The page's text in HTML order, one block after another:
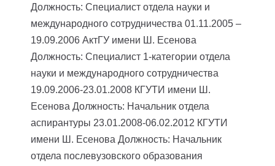
Должность: Специалист отдела науки и
международного сотрудничества 01.11.2005 –
19.09.2006 АктГУ имени Ш. Есенова
Должность: Специалист 1-категории отдела
науки и международного сотрудничества
19.09.2006-23.01.2008 КГУТИ имени Ш.
Есенова Должность: Начальник отдела
аспирантуры 23.01.2008-06.02.2012 КГУТИ
имени Ш. Есенова Должность: Начальник
отдела послевузовского образования